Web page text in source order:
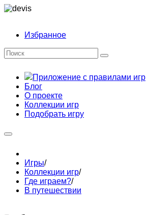
Избранное
Приложение с правилами игр
Блог
О проекте
Коллекции игр
Подобрать игру
Игры/
Коллекции игр/
Где играем?/
В путешествии